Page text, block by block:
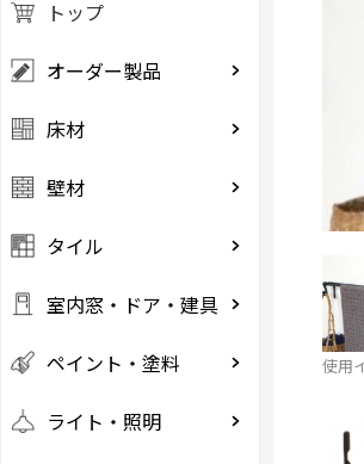
使用
トップ
オーダー製品
床材
壁材
タイル
室内窓・ドア・建具
ペイント・塗料
ライト・照明